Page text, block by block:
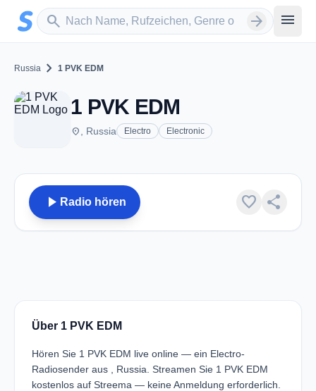
Zum Hauptinhalt springen
search
Sender suchen arrow_forward menu
Russia chevron_right 1 PVK EDM
1 PVK EDM
place , Russia Electro Electronic
play_arrow Radio hören favorite share
Über 1 PVK EDM
Hören Sie 1 PVK EDM live online — ein Electro-
Radiosender aus , Russia. Streamen Sie 1 PVK EDM
kostenlos auf Streema — keine Anmeldung erforderlich.